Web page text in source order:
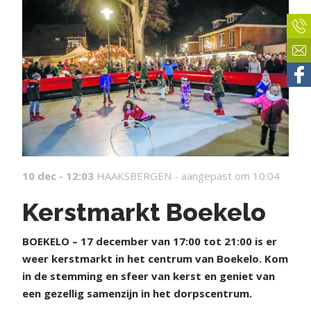
10 dec - 12:03 HAAKSBERGEN - aangepast om 10:04
Kerstmarkt Boekelo
BOEKELO – 17 december van 17:00 tot 21:00 is er
weer kerstmarkt in het centrum van Boekelo. Kom
in de stemming en sfeer van kerst en geniet van
een gezellig samenzijn in het dorpscentrum.